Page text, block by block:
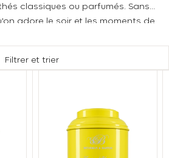
classiques ou parfumés. Sans
adore le soir et les moments de
Filtrer et trier